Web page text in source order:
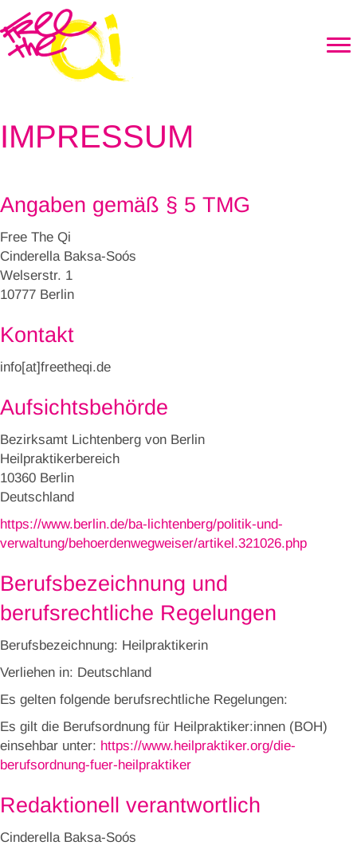
IMPRESSUM
Angaben gemäß § 5 TMG
Free The Qi
Cinderella Baksa-Soós
Welserstr. 1
10777 Berlin
Kontakt
info[at]freetheqi.de
Aufsichtsbehörde
Bezirksamt Lichtenberg von Berlin
Heilpraktikerbereich
10360 Berlin
Deutschland
https://www.berlin.de/ba-lichtenberg/politik-und-
verwaltung/behoerdenwegweiser/artikel.321026.php
Berufsbezeichnung und
berufsrechtliche Regelungen
Berufsbezeichnung: Heilpraktikerin
Verliehen in: Deutschland
Es gelten folgende berufsrechtliche Regelungen:
Es gilt die Berufsordnung für Heilpraktiker:innen (BOH)
einsehbar unter: https://www.heilpraktiker.org/die-
berufsordnung-fuer-heilpraktiker
Redaktionell verantwortlich
Cinderella Baksa-Soós